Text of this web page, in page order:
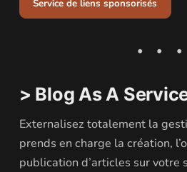
Service de liens sponsorisés
> Blog As A
Externalisez totalement la
prends en charge la création,
publication d’articles sur votre